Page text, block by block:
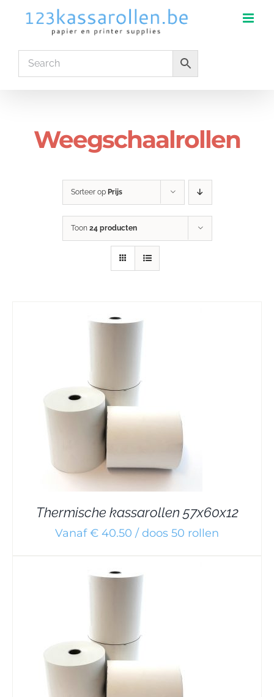
Weegschaalrollen
Sorteer op Prijs
Toon 24 producten
Thermische kassarollen 57x60x12
Vanaf € 40.50 / doos 50 rollen